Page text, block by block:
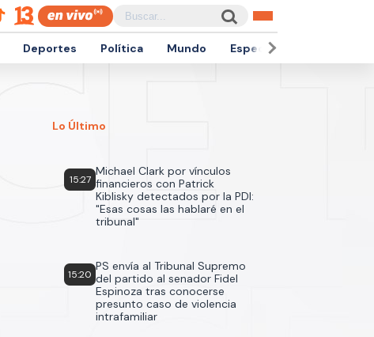
Deportes Política Mundo Espectáculos
Lo Último
15:27
Michael Clark por vínculos
financieros con Patrick
Kiblisky detectados por la PDI:
"Esas cosas las hablaré en el
tribunal"
15:20
PS envía al Tribunal Supremo
del partido al senador Fidel
Espinoza tras conocerse
presunto caso de violencia
intrafamiliar